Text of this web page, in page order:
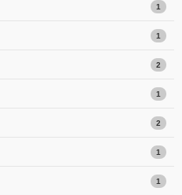
1
1
2
1
2
1
1